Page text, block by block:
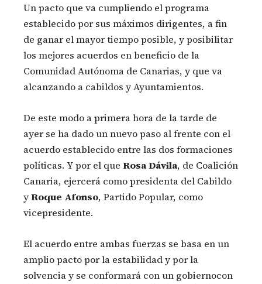
Un pacto que va cumpliendo el programa
establecido por sus máximos dirigentes, a fin
de ganar el mayor tiempo posible, y posibilitar
los mejores acuerdos en beneficio de la
Comunidad Autónoma de Canarias, y que va
alcanzando a cabildos y Ayuntamientos.
De este modo a primera hora de la tarde de
ayer se ha dado un nuevo paso al frente con el
acuerdo establecido entre las dos formaciones
políticas. Y por el que Rosa Dávila, de Coalición
Canaria, ejercerá como presidenta del Cabildo
yRoque Afonso, Partido Popular, como
vicepresidente.
El acuerdo entre ambas fuerzas se basa en un
amplio pacto por la estabilidad y por la
solvencia y se conformará con un gobiernocon